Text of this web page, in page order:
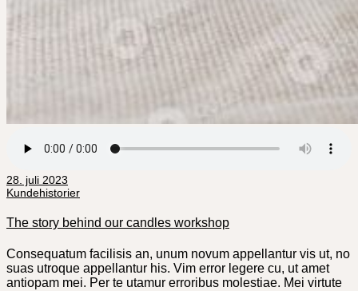
28. juli 2023
Kundehistorier
The story behind our candles workshop
Consequatum facilisis an, unum novum appellantur vis ut, no
suas utroque appellantur his. Vim error legere cu, ut amet
antiopam mei. Per te utamur erroribus molestiae. Mei virtute